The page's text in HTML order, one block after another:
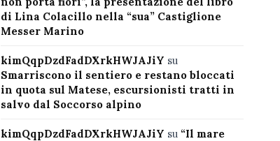
di Lina Colacillo nella “sua” Castiglione
Messer Marino
kimQqpDzdFadDXrkHWJAJiY su
Smarriscono il sentiero e restano bloccati
in quota sul Matese, escursionisti tratti in
salvo dal Soccorso alpino
kimQqpDzdFadDXrkHWJAJiY su “Il mare